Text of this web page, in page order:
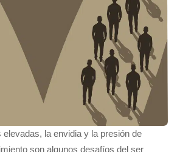
la envidia y la presión de
son algunos desafíos del ser